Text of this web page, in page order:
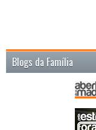
Blogs da Família